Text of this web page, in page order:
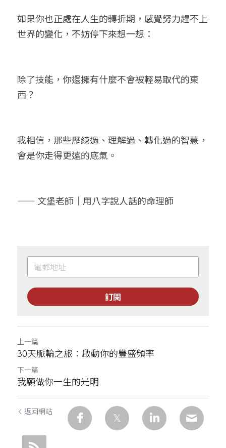
如果你也正處在人生的轉折期，感覺努力趕不上
世界的變化，不妨停下來想一想：
除了技能，你還擁有什麼不會被輕易取代的東
西？
我相信，那些歷練過、理解過、轉化過的智慧，
會是你走得更遠的底氣。
—— 文堡老師｜用八字說人話的命理師
訂閱
上一篇
30天脈輪之旅：啟動你的豐盛頻率
下一篇
我願做你一生的光明
返回網站